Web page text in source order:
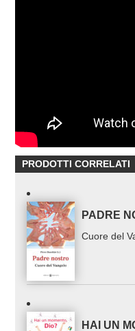
PRODOTTI CORRELATI
PADRE
Cuore del
HAI UN